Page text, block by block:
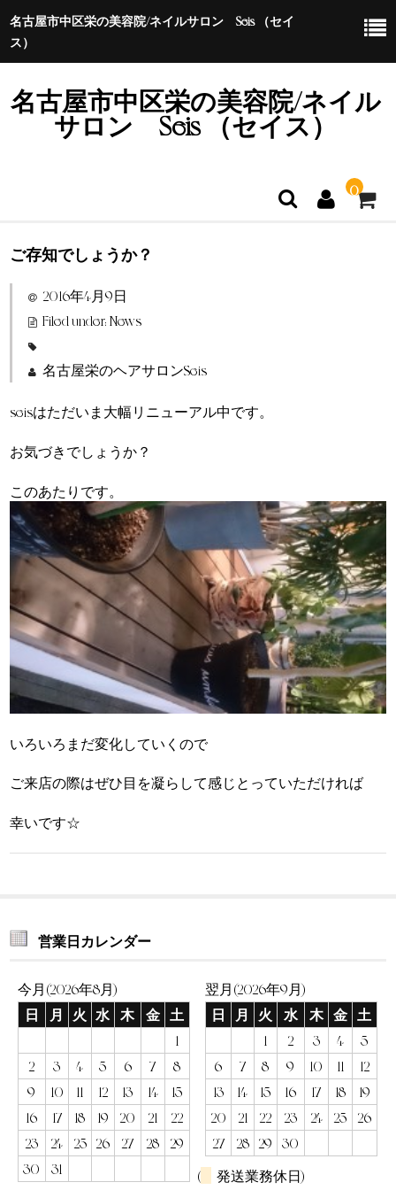
名古屋市中区栄の美容院/ネイルサロン Seis （セイ
ス）
名古屋市中区栄の美容院/ネイル
サロン Seis （セイス）
0
ホーム
特定商取引法に基づく表示
ご存知でしょうか？
2016年4月9日
Filed under:News
名古屋栄のヘアサロンSeis
seisはただいま大幅リニューアル中です。
お気づきでしょうか？
このあたりです。
いろいろまだ変化していくので
ご来店の際はぜひ目を凝らして感じとっていただければ
幸いです☆
営業日カレンダー
今月(2026年8月)
日
月 火 水 木 金
土
1
2
3 4 5 6 7
8
9
10 11 12 13 14
15
16
17 18 19 20 21
22
23
24 25 26 27 28
29
30
31
翌月(2026年9月)
日
月 火 水 木 金
土
1
2 3 4
5
6
7 8 9 10 11
12
13
14 15 16 17 18
19
20
21 22 23 24 25
26
27
28 29
30
(
発送業務休日)